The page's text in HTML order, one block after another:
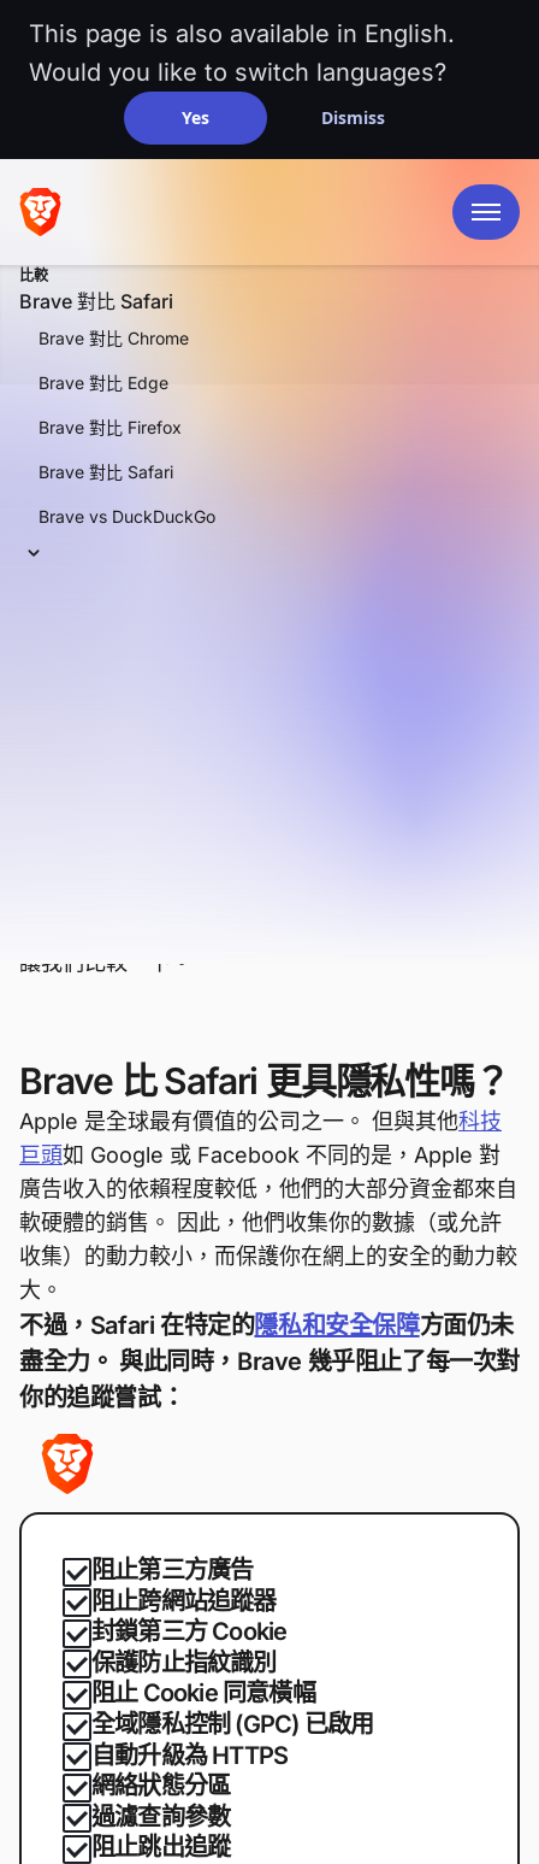
This page is also available in English.
Would you like to switch languages?
Yes Dismiss
比較
Brave 對比 Safari
Brave 對比 Chrome
Brave 對比 Edge
Brave 對比 Firefox
Brave 對比 Safari
Brave vs DuckDuckGo
並排比較
Brave 對比
Safari
讓我們比較一下。
Brave 比 Safari 更具隱私性嗎？
Apple 是全球最有價值的公司之一。 但與其他科技
巨頭如 Google 或 Facebook 不同的是，Apple 對
廣告收入的依賴程度較低，他們的大部分資金都來自
軟硬體的銷售。 因此，他們收集你的數據（或允許
收集）的動力較小，而保護你在網上的安全的動力較
大。
不過，Safari 在特定的隱私和安全保障方面仍未
盡全力。 與此同時，Brave 幾乎阻止了每一次對
你的追蹤嘗試：
阻止第三方廣告
阻止跨網站追蹤器
封鎖第三方 Cookie
保護防止指紋識別
阻止 Cookie 同意橫幅
全域隱私控制 (GPC) 已啟用
自動升級為 HTTPS
網絡狀態分區
過濾查詢參數
阻止跳出追蹤